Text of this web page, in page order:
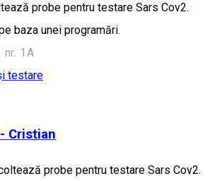
probe pentru testare Sars Cov2.
baza unei programări.
nr. 1A
testare
Cristian
probe pentru testare Sars Cov2.